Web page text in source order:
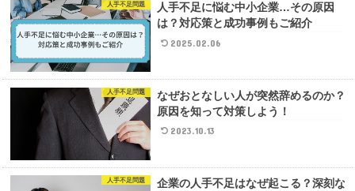
人手不足問題
人手不足に悩む中小企業…その原因
は？対応策と成功事例もご紹介
2025.02.06
人手不足問題
なぜおとなしい人が突然辞めるのか？
原因を知って対策しよう！
2023.10.13
人手不足問題
企業の人手不足はなぜ起こる？深刻な